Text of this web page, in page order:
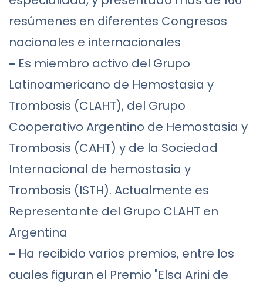
resúmenes en diferentes Congresos
nacionales e internacionales
- Es miembro activo del Grupo
Latinoamericano de Hemostasia y
Trombosis (CLAHT), del Grupo
Cooperativo Argentino de Hemostasia y
Trombosis (CAHT) y de la Sociedad
Internacional de hemostasia y
Trombosis (ISTH). Actualmente es
Representante del Grupo CLAHT en
Argentina
- Ha recibido varios premios, entre los
cuales figuran el Premio "Elsa Arini de